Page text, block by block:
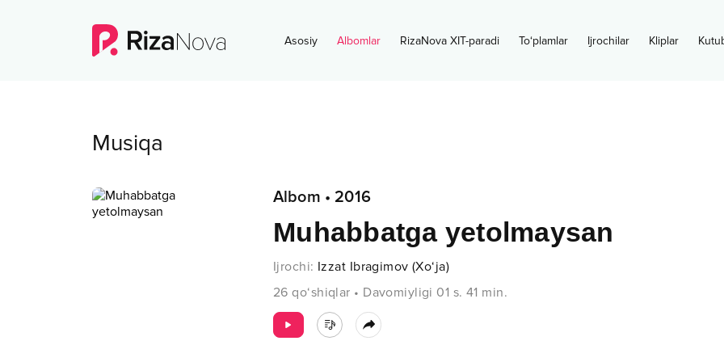
Asosiy Albomlar RizaNova XIT-paradi To‘plamlar Ijrochilar Kliplar
Musiqa
Albom • 2016
Muhabbatga yetolmaysan
Ijrochi: Izzat Ibragimov (Xo‘ja)
26 qo‘shiqlar • Davomiyligi 01 s. 41 min.